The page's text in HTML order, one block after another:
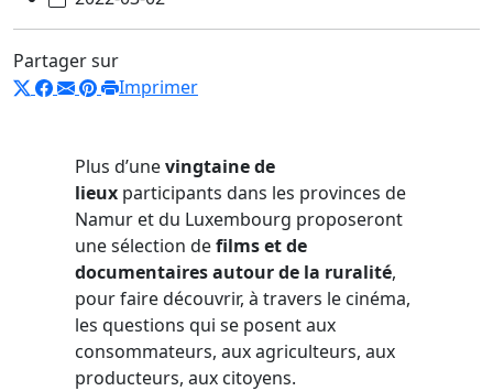
Partager sur
Imprimer
Plus d’unevingtaine de
lieux participants dans les provinces de
Namur et du Luxembourg proposeront
une sélection defilms et de
documentaires autour de la ruralité,
pour faire découvrir, à travers le cinéma,
les questions qui se posent aux
consommateurs, aux agriculteurs, aux
producteurs, aux citoyens.